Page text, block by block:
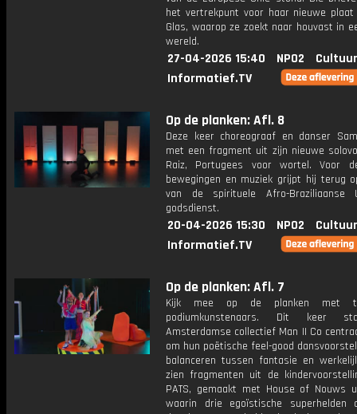
het vertrekpunt voor haar nieuwe
Glas, waarop ze zoekt naar houvast in
wereld.
27-04-2026 15:40 NPO2
Informatief.TV
Op de planken: Afl. 8
Deze keer choreograaf en danser
met een fragment uit zijn nieuwe
Raiz, Portugees voor wortel. Voor
bewegingen en muziek grijpt hij terug
van de spirituele Afro-Braziliaanse
godsdienst.
20-04-2026 15:30 NPO2
Informatief.TV
Op de planken: Afl. 7
Kijk mee op de planken met
podiumkunstenaars. Dit keer
Amsterdamse collectief Man II Co
om hun poëtische feel-good
balanceren tussen fantasie en
zien fragmenten uit de
PATS, gemaakt met House of Nouws
waarin drie egoïstische superhelden